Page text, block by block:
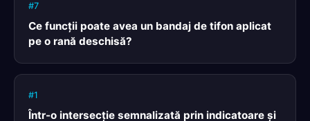
#7
Ce funcţii poate avea un bandaj de tifon aplicat
pe o rană deschisă?
#1
Într-o intersecţie semnalizată prin indicatoare şi